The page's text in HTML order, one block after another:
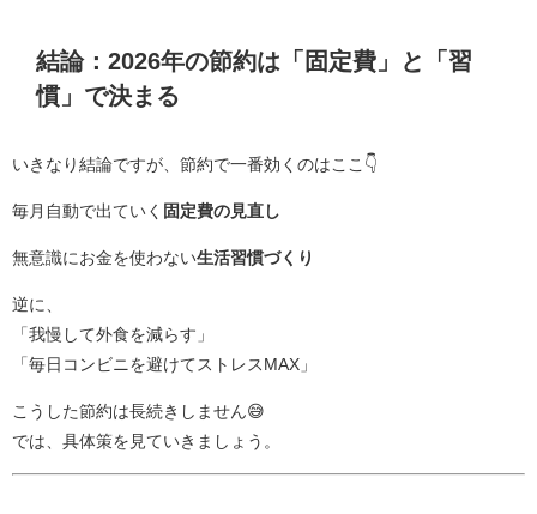
結論：2026年の節約は「固定費」と「習
慣」で決まる
いきなり結論ですが、節約で一番効くのはここ👇
毎月自動で出ていく 固定費の見直し
無意識にお金を使わない生活習慣づくり
逆に、
「我慢して外食を減らす」
「毎日コンビニを避けてストレスMAX」
こうした節約は長続きしません😅
では、具体策を見ていきましょう。